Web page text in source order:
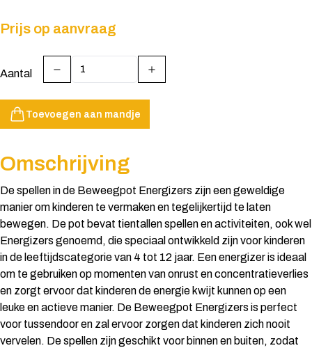
Prijs op aanvraag
Aantal
Toevoegen aan mandje
Omschrijving
De spellen in de Beweegpot Energizers zijn een geweldige
manier om kinderen te vermaken en tegelijkertijd te laten
bewegen. De pot bevat tientallen spellen en activiteiten, ook wel
Energizers genoemd, die speciaal ontwikkeld zijn voor kinderen
in de leeftijdscategorie van 4 tot 12 jaar. Een energizer is ideaal
om te gebruiken op momenten van onrust en concentratieverlies
en zorgt ervoor dat kinderen de energie kwijt kunnen op een
leuke en actieve manier. De Beweegpot Energizers is perfect
voor tussendoor en zal ervoor zorgen dat kinderen zich nooit
vervelen. De spellen zijn geschikt voor binnen en buiten, zodat